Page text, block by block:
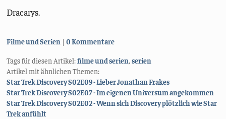
Dracarys.
Kategorien:
Filme und Serien 0 Kommentare
Tags für diesen Artikel:filme und serien,serien
Artikel mit ähnlichen Themen:
Star Trek Discovery S02E09 - Lieber Jonathan Frakes
Star Trek Discovery S02E07 - Im eigenen Universum angekommen
Star Trek Discovery S02E02 - Wenn sich Discovery plötzlich wie Star
Trek anfühlt